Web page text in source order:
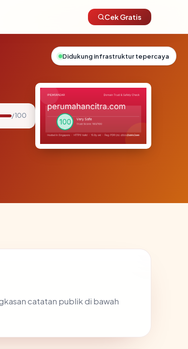
Cek Gratis
/ 100
catatan publik di bawah
Didukung infrastruktur tepercaya